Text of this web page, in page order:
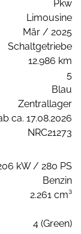
Pkw
Limousine
Mär / 2025
Schaltgetriebe
12.986 km
5
Blau
Zentrallager
ca. 17.08.2026
NRC21273
kW / 280 PS
Benzin
2.261 cm³
4 (Green)